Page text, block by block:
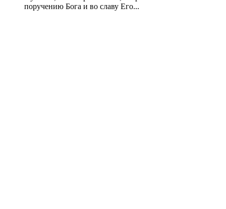
поручению Бога и во славу Его...